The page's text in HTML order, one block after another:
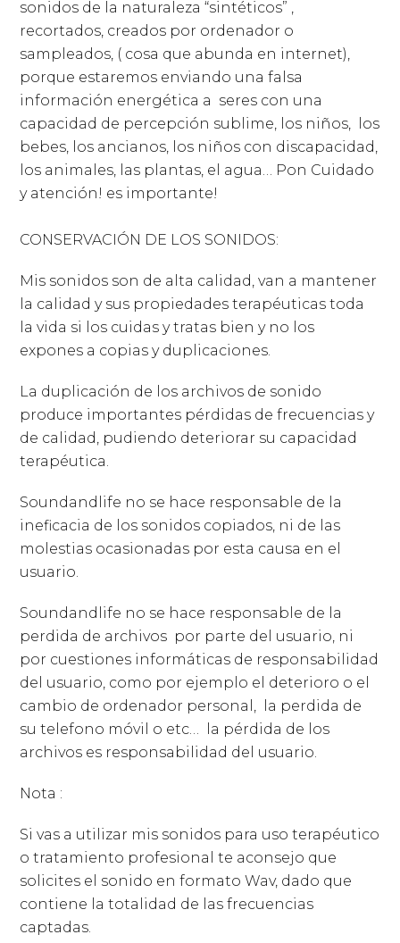
sonidos de la naturaleza “sintéticos” ,
recortados, creados por ordenador o
sampleados, ( cosa que abunda en internet),
porque estaremos enviando una falsa
información energética a seres con una
capacidad de percepción sublime, los niños, los
bebes, los ancianos, los niños con discapacidad,
los animales, las plantas, el agua… Pon Cuidado
y atención! es importante!
CONSERVACIÓN DE LOS SONIDOS:
Mis sonidos son de alta calidad, van a mantener
la calidad y sus propiedades terapéuticas toda
la vida si los cuidas y tratas bien y no los
expones a copias y duplicaciones.
La duplicación de los archivos de sonido
produce importantes pérdidas de frecuencias y
de calidad, pudiendo deteriorar su capacidad
terapéutica.
Soundandlife no se hace responsable de la
ineficacia de los sonidos copiados, ni de las
molestias ocasionadas por esta causa en el
usuario.
Soundandlife no se hace responsable de la
perdida de archivos por parte del usuario, ni
por cuestiones informáticas de responsabilidad
del usuario, como por ejemplo el deterioro o el
cambio de ordenador personal,
la perdida de
su telefono móvil o etc…
la pérdida de los
archivos es responsabilidad del usuario.
Nota :
Si vas a utilizar mis sonidos para uso terapéutico
o tratamiento profesional te aconsejo que
solicites el sonido en formato Wav, dado que
contiene la totalidad de las frecuencias
captadas.